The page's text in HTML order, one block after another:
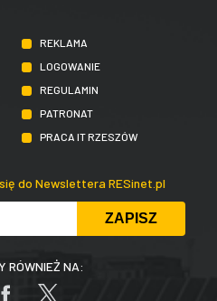
REKLAMA
LOGOWANIE
REGULAMIN
PATRONAT
PRACA IT RZESZÓW
do Newslettera RESinet.pl
RÓWNIEŻ NA: